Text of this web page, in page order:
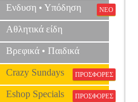
Ενδυση • Υπόδηση ΝΕΟ
Αθλητικά είδη
Βρεφικά • Παιδικά
Crazy Sundays ΠΡΟΣΦΟΡΕΣ
Eshop Specials ΠΡΟΣΦΟΡΕΣ